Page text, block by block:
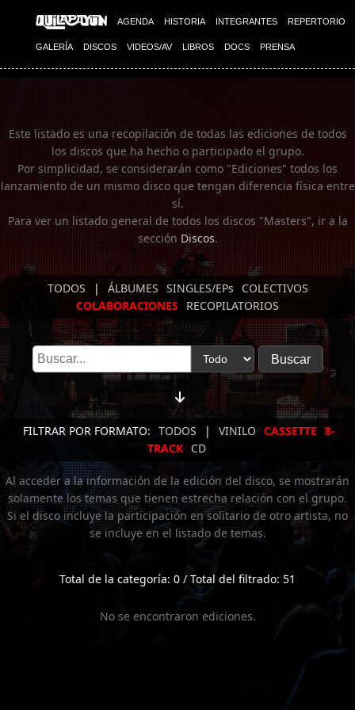
AGENDA HISTORIA INTEGRANTES REPERTORIO
GALERÍA DISCOS VIDEOS/AV LIBROS DOCS PRENSA
Imagen 01
Este listado es una recopilación de todas las ediciones de todos
los discos que ha hecho o participado el grupo.
Por simplicidad, se considerarán como "Ediciones" todos los
lanzamiento de un mismo disco que tengan diferencia física entre
sí.
Para ver un listado general de todos los discos "Masters", ir a la
secciónDiscos.
TODOS | ÁLBUMES SINGLES/EPs
COLECTIVOS
COLABORACIONES
RECOPILATORIOS
FILTRAR POR FORMATO: TODOS | VINILO CASSETTE 8-
TRACK
CD
Al acceder a la información de la edición del disco, se mostrarán
solamente los temas que tienen estrecha relación con el grupo.
Si el disco incluye la participación en solitario de otro artista, no
se incluye en el listado de temas.
Total de la categoría: 0 / Total del filtrado: 51
No se encontraron ediciones.